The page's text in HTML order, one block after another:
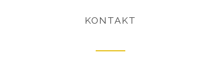
KONTAKT